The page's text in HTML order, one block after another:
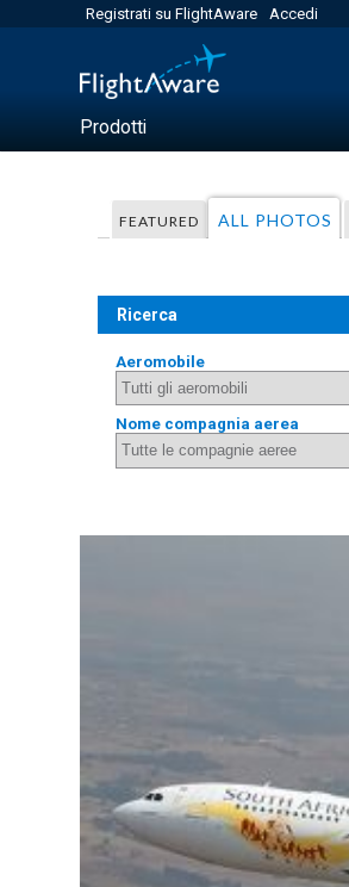
Registrati su FlightAware Accedi
Prodotti
FEATURED ALL PHOTOS
Ricerca
Aeromobile
Nome compagnia aerea